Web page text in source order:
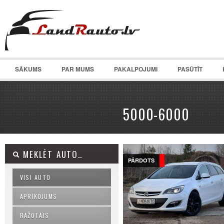
SĀKUMS PAR MUMS PAKALPOJUMI PASŪTĪT
5000-6000
MEKLĒT AUTO..
VISI AUTO
APRĪKOJUMS
RAŽOTĀJS
PĀRDOTS